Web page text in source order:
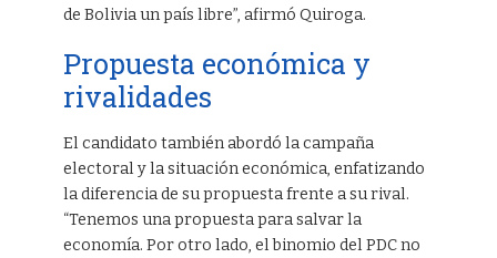
de Bolivia un país libre”, afirmó Quiroga.
Propuesta económica y
rivalidades
El candidato también abordó la campaña
electoral y la situación económica, enfatizando
la diferencia de su propuesta frente a su rival.
“Tenemos una propuesta para salvar la
economía. Por otro lado, el binomio del PDC no